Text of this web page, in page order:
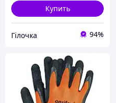
Купить
Гілочка 94%